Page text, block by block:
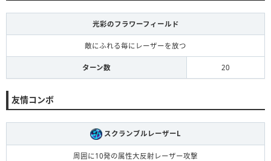
光彩のフラワーフィールド
敵にふれる毎にレーザーを放つ
ターン数 20
友情コンボ
スクランブルレーザーL
周囲に10発の属性大反射レーザー攻撃